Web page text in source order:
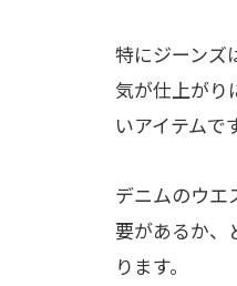
特にジーンズ
気が仕上がり
いアイテムで
デニムのウエ
要があるか、
ります。